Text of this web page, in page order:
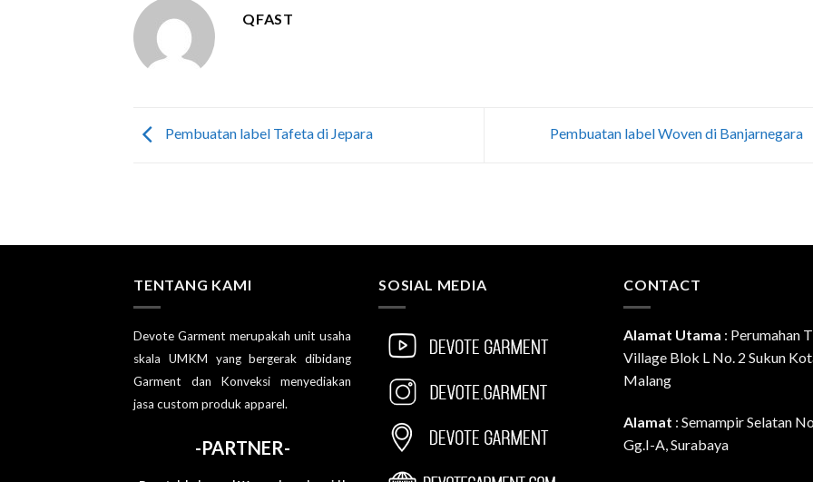
QFAST
Pembuatan label Tafeta di Jepara Pembuatan label Woven di Banjarnegara
TENTANG KAMI
Devote Garment merupakah unit usaha
skala UMKM yang bergerak dibidang
Garment dan Konveksi menyediakan
jasa custom produk apparel.
-PARTNER-
SOSIAL MEDIA CONTACT
Alamat Utama : Perumahan
Village Blok L No. 2 Sukun
Malang
Alamat : Semampir Selatan
Gg.I-A, Surabaya